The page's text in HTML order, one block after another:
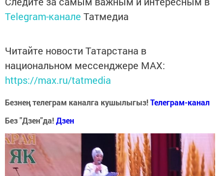
Telegram-канале Татмедиа
Читайте новости Татарстана в
национальном мессенджере MАХ:
https://max.ru/tatmedia
Безнең телеграм каналга кушылыгыз!Телеграм-канал
Без "Дзен"да!Дзен